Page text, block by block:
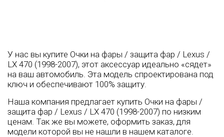
У нас вы купите Очки на фары / защита фар / Lexus /
LX 470 (1998-2007), этот аксессуар идеально «сядет»
на ваш автомобиль. Эта модель спроектирована под
ключ и обеспечивают 100% защиту.
Наша компания предлагает купить Очки на фары /
защита фар / Lexus / LX 470 (1998-2007) по низким
ценам. Так же вы можете, оформить заказ, для
модели которой вы не нашли в нашем каталоге.